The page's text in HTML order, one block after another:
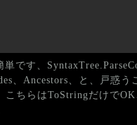
です、
、Ancestors、と、戸惑
こちらはToStringだけで